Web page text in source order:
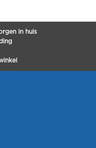
in huis